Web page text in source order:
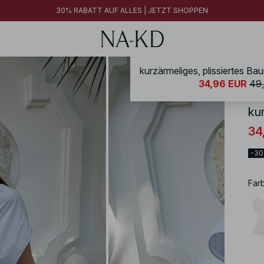
30% RABATT AUF ALLES | JETZT SHOPPEN
NA-
-
34,96 EUR